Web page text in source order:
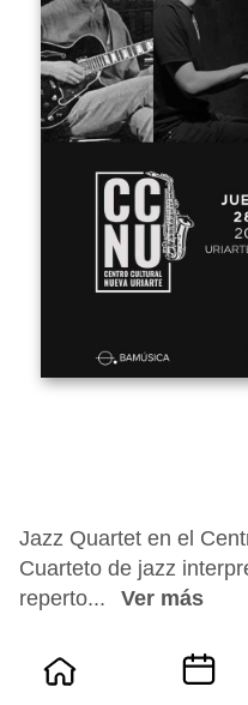
Jazz Quartet en el
Cuarteto de jazz
reperto...
Ver más